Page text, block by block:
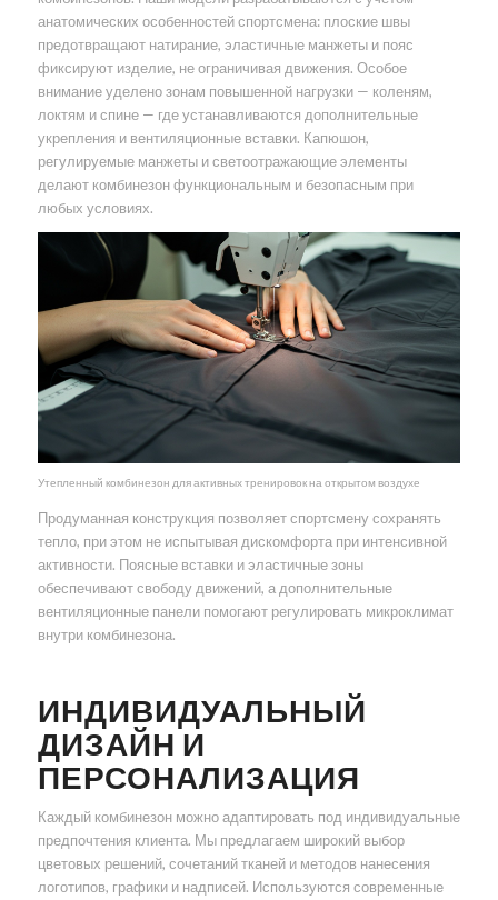
анатомических особенностей спортсмена: плоские швы
предотвращают натирание, эластичные манжеты и пояс
фиксируют изделие, не ограничивая движения. Особое
внимание уделено зонам повышенной нагрузки — коленям,
локтям и спине — где устанавливаются дополнительные
укрепления и вентиляционные вставки. Капюшон,
регулируемые манжеты и светоотражающие элементы
делают комбинезон функциональным и безопасным при
любых условиях.
Утепленный комбинезон для активных тренировок на открытом воздухе
Продуманная конструкция позволяет спортсмену сохранять
тепло, при этом не испытывая дискомфорта при интенсивной
активности. Поясные вставки и эластичные зоны
обеспечивают свободу движений, а дополнительные
вентиляционные панели помогают регулировать микроклимат
внутри комбинезона.
ИНДИВИДУАЛЬНЫЙ
ДИЗАЙН И
ПЕРСОНАЛИЗАЦИЯ
Каждый комбинезон можно адаптировать под индивидуальные
предпочтения клиента. Мы предлагаем широкий выбор
цветовых решений, сочетаний тканей и методов нанесения
логотипов, графики и надписей. Используются современные